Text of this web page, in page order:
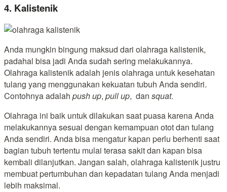
4. Kalistenik
Anda mungkin bingung maksud dari olahraga kalistenik,
padahal bisa jadi Anda sudah sering melakukannya.
Olahraga kalistenik adalah jenis olahraga untuk kesehatan
tulang yang menggunakan kekuatan tubuh Anda sendiri.
Contohnya adalah push up, pull up, dan squat.
Olahraga ini baik untuk dilakukan saat puasa karena Anda
melakukannya sesuai dengan kemampuan otot dan tulang
Anda sendiri. Anda bisa mengatur kapan perlu berhenti saat
bagian tubuh tertentu mulai terasa sakit dan kapan bisa
kembali dilanjutkan. Jangan salah, olahraga kalistenik justru
membuat pertumbuhan dan kepadatan tulang Anda menjadi
lebih maksimal.